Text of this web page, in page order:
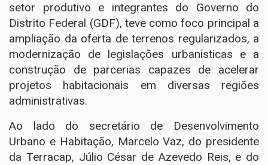
setor produtivo e integrantes do Governo do
Distrito Federal (GDF), teve como foco principal a
ampliação da oferta de terrenos regularizados, a
modernização de legislações urbanísticas e a
construção de parcerias capazes de acelerar
projetos habitacionais em diversas regiões
administrativas.
Ao lado do secretário de Desenvolvimento
Urbano e Habitação, Marcelo Vaz, do presidente
da Terracap, Júlio César de Azevedo Reis, e do